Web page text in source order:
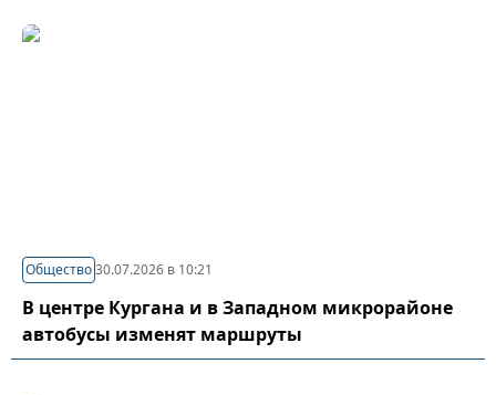
Общество30.07.2026 в 10:21
В центре Кургана и в Западном микрорайоне
автобусы изменят маршруты